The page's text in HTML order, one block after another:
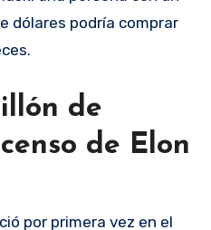
dólares podría comprar
de
de Elon
por primera vez en el